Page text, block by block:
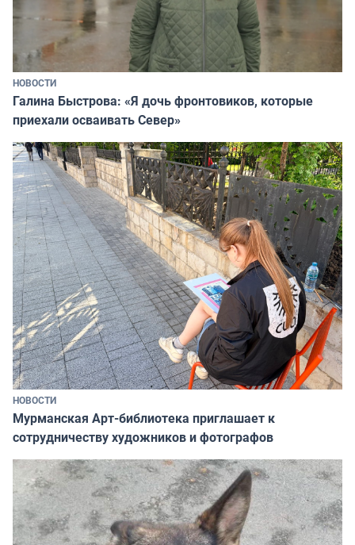
НОВОСТИ
Галина Быстрова: «Я дочь фронтовиков, которые
приехали осваивать Север»
НОВОСТИ
Мурманская Арт-библиотека приглашает к
сотрудничеству художников и фотографов